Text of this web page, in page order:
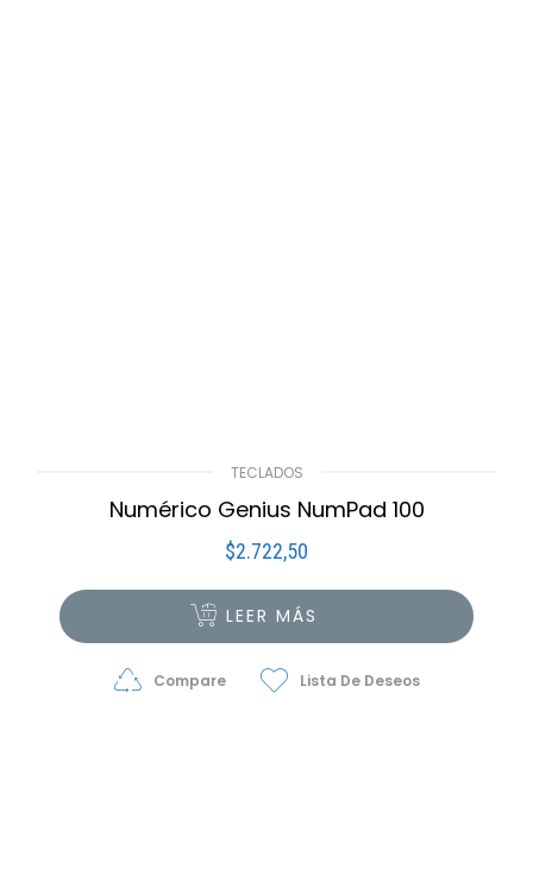
TECLADOS
Numérico Genius NumPad 100
$2.722,50
LEER MÁS
Compare Lista De Deseos